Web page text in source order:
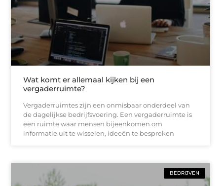
Wat komt er allemaal kijken bij een
vergaderruimte?
Vergaderruimtes zijn een onmisbaar onderdeel van
de dagelijkse bedrijfsvoering. Een vergaderruimte is
een ruimte waar mensen bijeenkomen om
informatie uit te wisselen, ideeën te bespreken
BEDRIJVEN